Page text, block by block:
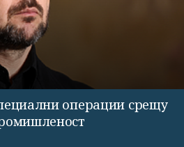
операции срещу